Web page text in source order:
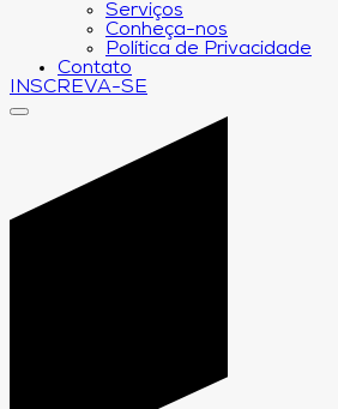
Serviços
Conheça-nos
Política de Privacidade
Contato
INSCREVA-SE